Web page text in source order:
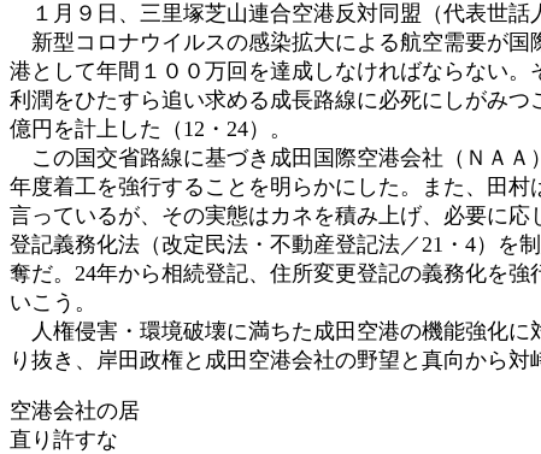
:
１月９日、三里塚芝山連合空港反対同盟（代表世話
新型コロナウイルスの感染拡大による航空需要が国
港として年間１００万回を達成しなければならない。
利潤をひたすら追い求める成長路線に必死にしがみ
億円を計上した（12・24）。
この国交省路線に基づき成田国際空港会社（ＮＡＡ
年度着工を強行することを明らかにした。また、田
言っているが、その実態はカネを積み上げ、必要に
登記義務化法（改定民法・不動産登記法／21・4）を
奪だ。24年から相続登記、住所変更登記の義務化を
いこう。
人権侵害・環境破壊に満ちた成田空港の機能強化に
り抜き、岸田政権と成田空港会社の野望と真向から
空港会社の居
直り許すな